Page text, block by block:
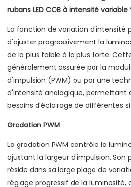
rubans LED COB à intensité variable
La fonction de variation d'intensité
d'ajuster progressivement la
de la plus faible à la plus forte.
généralement assurée par la
d'impulsion (PWM) ou par une
d'intensité analogique, permettant
besoins d'éclairage de différentes
Gradation PWM
La gradation PWM contrôle la
ajustant la largeur d'impulsion. Son
réside dans sa large plage de
réglage progressif de la luminosité,